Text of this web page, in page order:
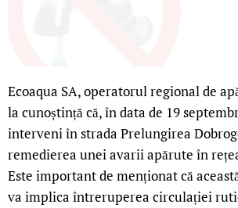
Ecoaqua SA, operatorul regional de
la cunoștință că, în data de 19
interveni în strada Prelungirea
remedierea unei avarii apărute în
Este important de menționat că
va implica întreruperea circulației